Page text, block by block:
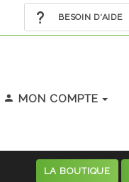
BESOIN D'AIDE
MON COMPTE
LA BOUTIQUE